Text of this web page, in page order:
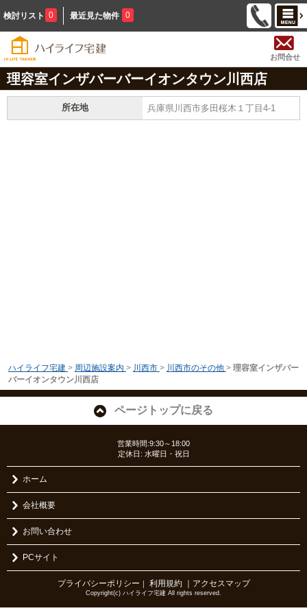
検討リスト 0 最近見た物件 0
お問合せ
理容室インザバーバーイオンタウン川西店
所在地 兵庫県川西市多田桜木１丁目4-1
ハイライフ宅建 > 周辺施設案内 > 川西市 > 川西市のその他 > 理容室インザバー
バーイオンタウン川西店
ページトップに戻る
営業時間:9:30～18:00
定休日: 水曜日・祝日
ホーム
会社概要
お問い合わせ
PCサイト
プライバシーポリシー ｜ 利用規約 ｜アクセスマップ
Copyright(c) ハイライフ宅建 All rights reserved.